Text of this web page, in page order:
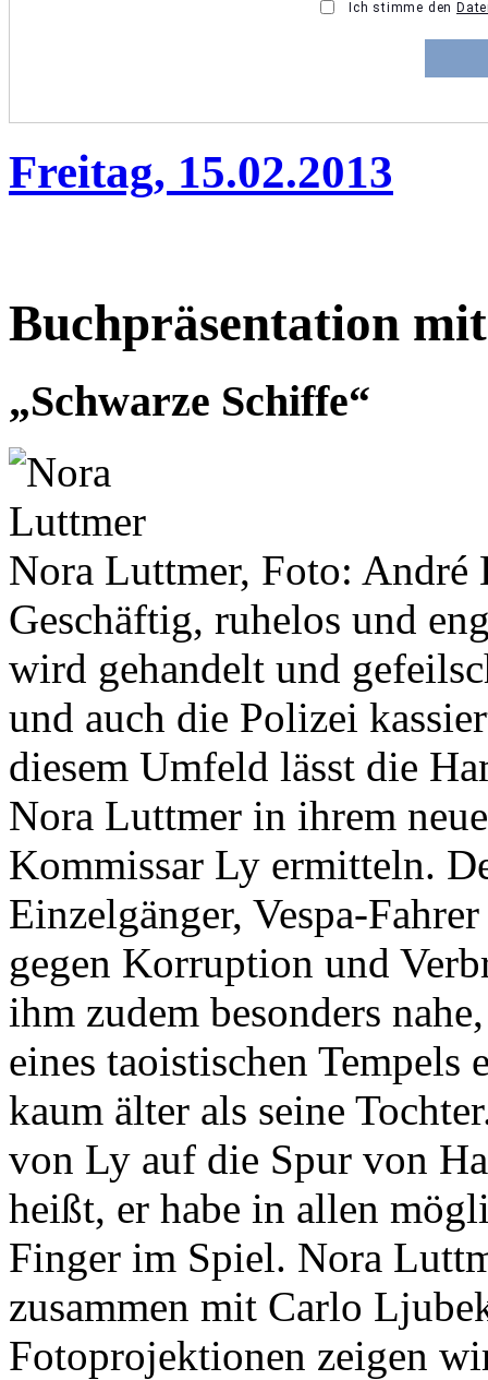
Freitag, 15.02.2013
Buchpräsentation
„Schwarze Schiffe“
Nora Luttmer, Foto: André
Geschäftig, ruhelos und
wird gehandelt und
und auch die Polizei
diesem Umfeld lässt die
Nora Luttmer in ihrem
Kommissar Ly ermitteln.
Einzelgänger, Vespa-
gegen Korruption und
ihm zudem besonders
eines taoistischen
kaum älter als seine
von Ly auf die Spur von
heißt, er habe in allen
Finger im Spiel. Nora
zusammen mit Carlo
Fotoprojektionen zeigen